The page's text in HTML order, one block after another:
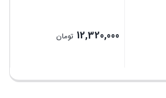
12,320,000 تومان